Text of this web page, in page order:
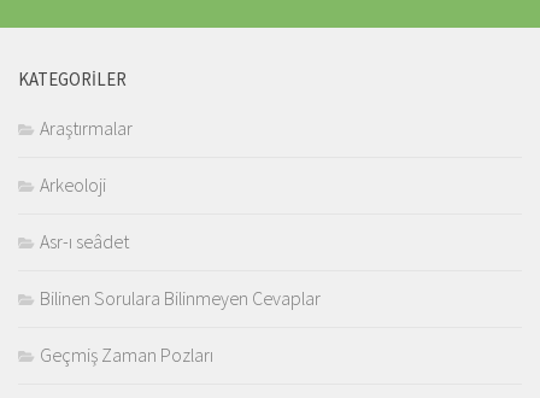
KATEGORILER
Araştırmalar
Arkeoloji
Asr-ı seâdet
Bilinen Sorulara Bilinmeyen Cevaplar
Geçmiş Zaman Pozları